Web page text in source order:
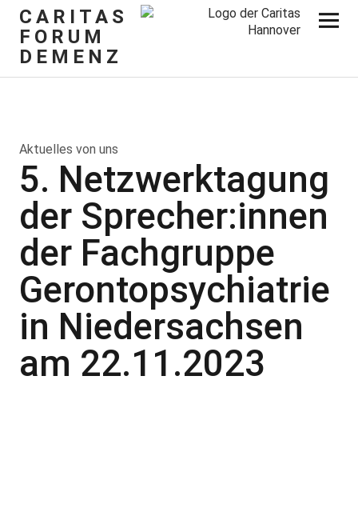
CARITAS
FORUM
DEMENZ
Aktuelles von uns
5. Netzwerktagung
der Sprecher:innen
der Fachgruppe
Gerontopsychiatrie
in Niedersachsen
am 22.11.2023